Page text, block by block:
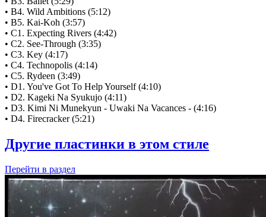
• B4. Wild Ambitions (5:12)
• B5. Kai-Koh (3:57)
• C1. Expecting Rivers (4:42)
• C2. See-Through (3:35)
• C3. Key (4:17)
• C4. Technopolis (4:14)
• C5. Rydeen (3:49)
• D1. You've Got To Help Yourself (4:10)
• D2. Kageki Na Syukujo (4:11)
• D3. Kimi Ni Munekyun - Uwaki Na Vacances - (4:16)
• D4. Firecracker (5:21)
Другие пластинки в этом стиле
Перейти в раздел